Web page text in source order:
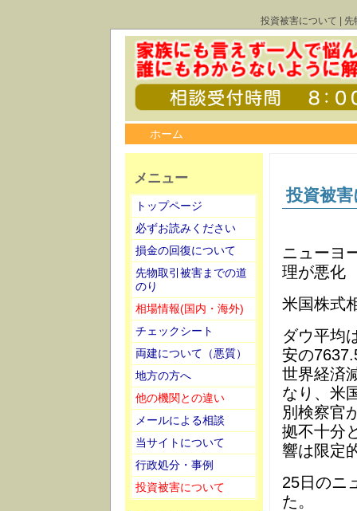
投資被害について |
ホーム
投資被
ニューヨ
理が悪化
米国株式
ダウ平均
安の
世界経済
なり、米
別検察官
拠不十分
響は限定
25日のニ
た。
メニュー
トップページ
必ずお読みください
損金の回復について
先物取引被害までの道
のり
相場情報(国内・海外)
チェックシート
両建について（悪質）
地方の方へ
他の機関との違い
メールによる相談
当サイトについて
行政処分・事例
投資被害について